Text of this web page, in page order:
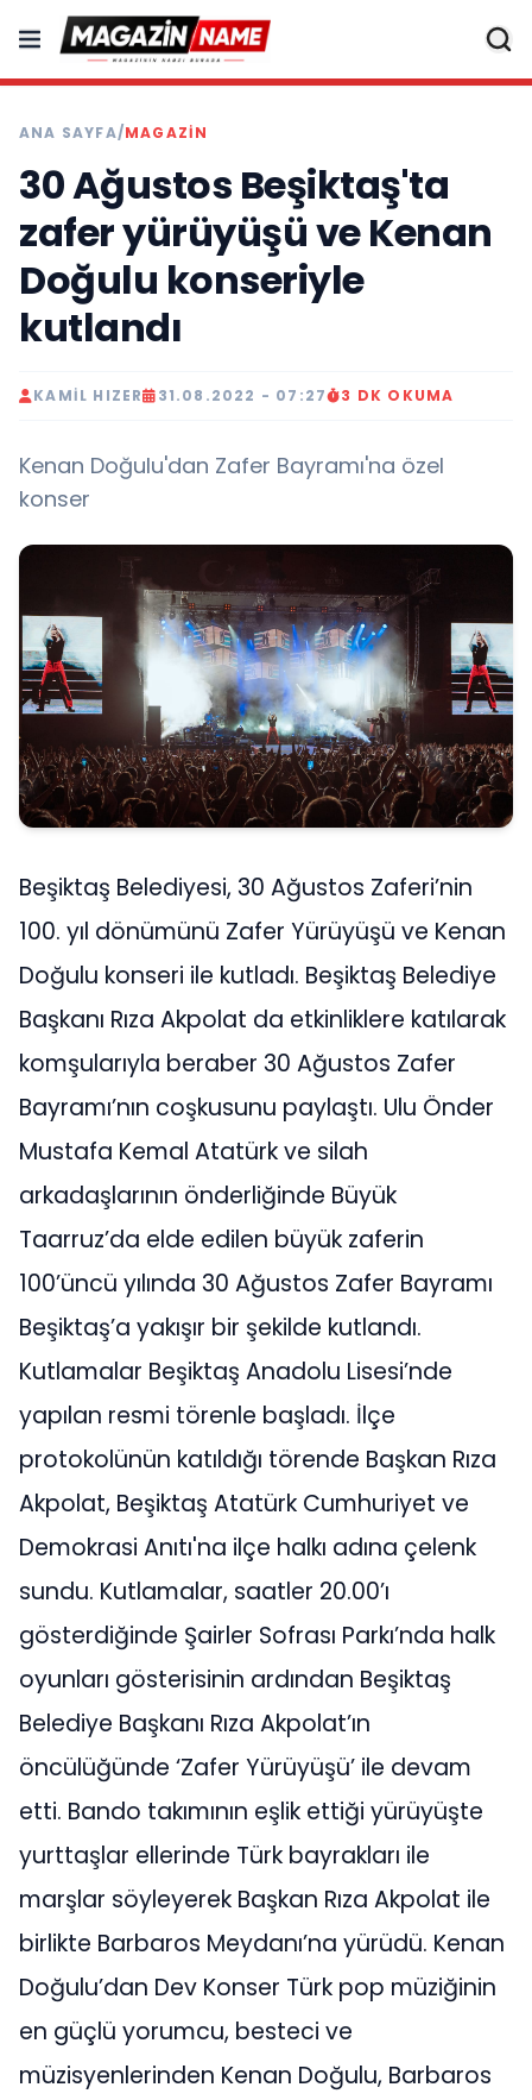
ANA SAYFA/MAGAZIN
30 Ağustos Beşiktaş'ta
zafer yürüyüşü ve Kenan
Doğulu konseriyle
kutlandı
KAMIL HIZER 31.08.2022 - 07:27 3 DK OKUMA
Kenan Doğulu'dan Zafer Bayramı'na özel
konser
Beşiktaş Belediyesi, 30 Ağustos Zaferi’nin
100. yıl dönümünü Zafer Yürüyüşü ve Kenan
Doğulu konseri ile kutladı. Beşiktaş Belediye
Başkanı Rıza Akpolat da etkinliklere katılarak
komşularıyla beraber 30 Ağustos Zafer
Bayramı’nın coşkusunu paylaştı. Ulu Önder
Mustafa Kemal Atatürk ve silah
arkadaşlarının önderliğinde Büyük
Taarruz’da elde edilen büyük zaferin
100’üncü yılında 30 Ağustos Zafer Bayramı
Beşiktaş’a yakışır bir şekilde kutlandı.
Kutlamalar Beşiktaş Anadolu Lisesi’nde
yapılan resmi törenle başladı. İlçe
protokolünün katıldığı törende Başkan Rıza
Akpolat, Beşiktaş Atatürk Cumhuriyet ve
Demokrasi Anıtı'na ilçe halkı adına çelenk
sundu. Kutlamalar, saatler 20.00’ı
gösterdiğinde Şairler Sofrası Parkı’nda halk
oyunları gösterisinin ardından Beşiktaş
Belediye Başkanı Rıza Akpolat’ın
öncülüğünde ‘Zafer Yürüyüşü’ ile devam
etti. Bando takımının eşlik ettiği yürüyüşte
yurttaşlar ellerinde Türk bayrakları ile
marşlar söyleyerek Başkan Rıza Akpolat ile
birlikte Barbaros Meydanı’na yürüdü. Kenan
Doğulu’dan Dev Konser Türk pop müziğinin
en güçlü yorumcu, besteci ve
müzisyenlerinden Kenan Doğulu, Barbaros